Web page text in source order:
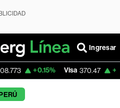
Ingresar
Visa 370.47 +0.52%